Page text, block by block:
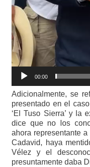
00:00
Adicionalmente, se
presentado en el
‘El Tuso Sierra’ y la
dice que no los
ahora representante
Cadavid, haya
Vélez y el
presuntamente daba